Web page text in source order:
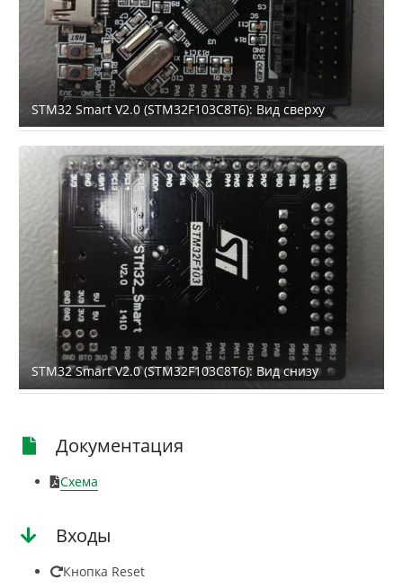
STM32 Smart V2.0 (STM32F103C8T6): Вид сверху
STM32 Smart V2.0 (STM32F103C8T6): Вид снизу
Документация
Схема
Входы
Кнопка Reset